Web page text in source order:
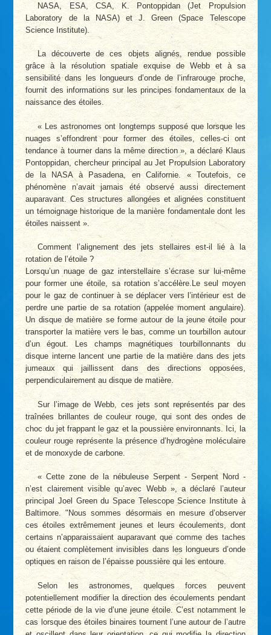
NASA, ESA, CSA, K. Pontoppidan (Jet Propulsion
Laboratory de la NASA) et J. Green (Space Telescope
Science Institute).
La découverte de ces objets alignés, rendue possible
grâce à la résolution spatiale exquise de Webb et à sa
sensibilité dans les longueurs d’onde de l’infrarouge proche,
fournit des informations sur les principes fondamentaux de la
naissance des étoiles.
« Les astronomes ont longtemps supposé que lorsque les
nuages s’effondrent pour former des étoiles, celles-ci ont
tendance à tourner dans la même direction », a déclaré Klaus
Pontoppidan, chercheur principal au Jet Propulsion Laboratory
de la NASA à Pasadena, en Californie. « Toutefois, ce
phénomène n’avait jamais été observé aussi directement
auparavant. Ces structures allongées et alignées constituent
un témoignage historique de la manière fondamentale dont les
étoiles naissent ».
Comment l’alignement des jets stellaires est-il lié à la
rotation de l’étoile ?
Lorsqu’un nuage de gaz interstellaire s’écrase sur lui-même
pour former une étoile, sa rotation s’accélère.Le seul moyen
pour le gaz de continuer à se déplacer vers l’intérieur est de
perdre une partie de sa rotation (appelée moment angulaire).
Un disque de matière se forme autour de la jeune étoile pour
transporter la matière vers le bas, comme un tourbillon autour
d’un égout. Les champs magnétiques tourbillonnants du
disque interne lancent une partie de la matière dans des jets
jumeaux qui jaillissent dans des directions opposées,
perpendiculairement au disque de matière.
Sur l’image de Webb, ces jets sont représentés par des
traînées brillantes de couleur rouge, qui sont des ondes de
choc du jet frappant le gaz et la poussière environnants. Ici, la
couleur rouge représente la présence d’hydrogène moléculaire
et de monoxyde de carbone.
« Cette zone de la nébuleuse Serpent - Serpent Nord -
n’est clairement visible qu’avec Webb », a déclaré l’auteur
principal Joel Green du Space Telescope Science Institute à
Baltimore. "Nous sommes désormais en mesure d’observer
ces étoiles extrêmement jeunes et leurs écoulements, dont
certains n’apparaissaient auparavant que comme des taches
ou étaient complètement invisibles dans les longueurs d’onde
optiques en raison de l’épaisse poussière qui les entoure.
Selon les astronomes, quelques forces peuvent
potentiellement modifier la direction des écoulements pendant
cette période de la vie d’une jeune étoile. C’est notamment le
cas lorsque des étoiles binaires tournent l’une autour de l’autre